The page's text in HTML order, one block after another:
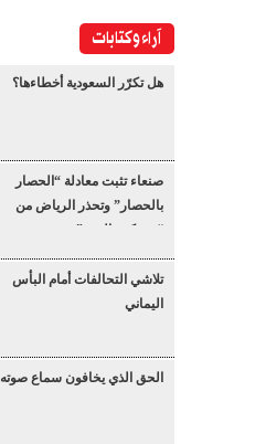
آراء وكتابات
هل تكرّر السعودية أخطاءها؟
صنعاء تثبت معادلة “الحصار
بالحصار” وتحذر الرياض من
“عسكرة البحر”
تلاشي التحالفات أمام البأس
اليماني
الحق الذي يخافون سماع صوته